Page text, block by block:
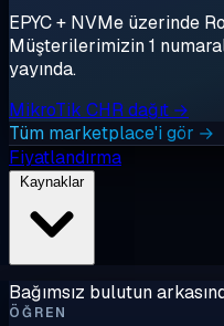
EPYC + NVMe üzerinde
Müşterilerimizin 1
yayında.
MikroTik CHR dağıt →
Tüm marketplace'i gör →
Fiyatlandırma
Kaynaklar
Bağımsız bulutun
ÖĞREN